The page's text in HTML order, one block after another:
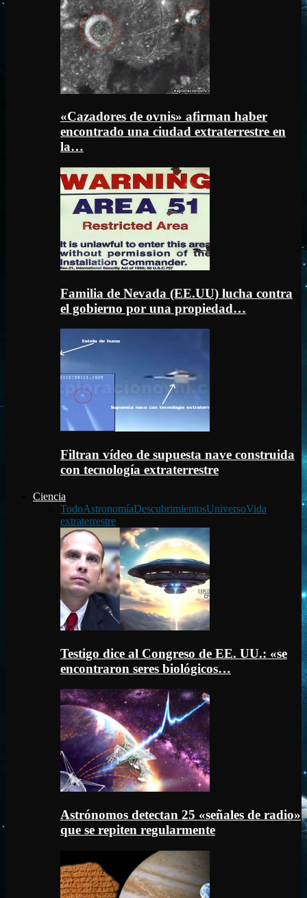
«Cazadores de ovnis» afirman haber
encontrado una ciudad extraterrestre en
la…
Familia de Nevada (EE.UU) lucha contra
el gobierno por una propiedad…
Filtran vídeo de supuesta nave construida
con tecnología extraterrestre
Ciencia
TodoAstronomíaDescubrimientosUniversoVida
extraterrestre
Testigo dice al Congreso de EE. UU.: «se
encontraron seres biológicos…
Astrónomos detectan 25 «señales de radio»
que se repiten regularmente